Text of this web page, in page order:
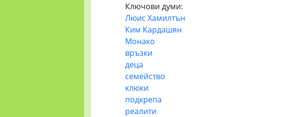
Ключови думи:
Люис Хамилтън
Ким Кардашян
Монако
връзки
деца
семейство
клюки
подкрепа
реалити